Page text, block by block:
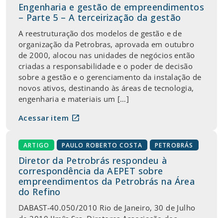
Engenharia e gestão de empreendimentos
– Parte 5 – A terceirização da gestão
A reestruturação dos modelos de gestão e de
organização da Petrobras, aprovada em outubro
de 2000, alocou nas unidades de negócios então
criadas a responsabilidade e o poder de decisão
sobre a gestão e o gerenciamento da instalação de
novos ativos, destinando às áreas de tecnologia,
engenharia e materiais um […]
Acessar item open_in_new
ARTIGO PAULO ROBERTO COSTA PETROBRÁS
Diretor da Petrobrás respondeu à
correspondência da AEPET sobre
empreendimentos da Petrobrás na Área
do Refino
DABAST-40.050/2010 Rio de Janeiro, 30 de Julho